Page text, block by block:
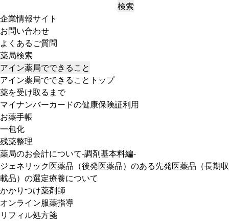
検索
企業情報サイト
お問い合わせ
よくあるご質問
薬局検索
アイン薬局でできること
アイン薬局でできることトップ
薬を受け取るまで
マイナンバーカードの健康保険証利用
お薬手帳
一包化
残薬整理
薬局のお会計について-調剤基本料編-
ジェネリック医薬品（後発医薬品）のある先発医薬品（長期収
載品）の選定療養について
かかりつけ薬剤師
オンライン服薬指導
リフィル処方箋